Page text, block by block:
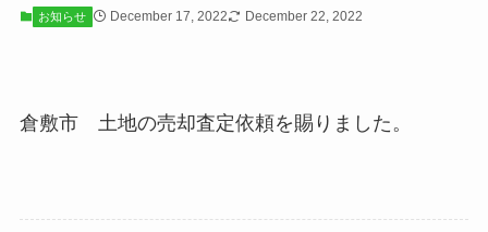
お知らせ December 17, 2022 December 22, 2022
倉敷市 土地の売却査定依頼を賜りました。